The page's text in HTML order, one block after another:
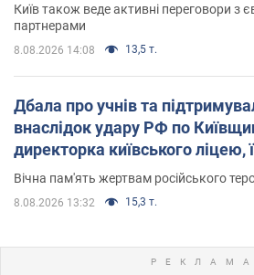
Київ також веде активні переговори з
партнерами
8.08.2026 14:08 13,5 т.
Дбала про учнів та
внаслідок удару РФ по
директорка київського ліцею,
Вічна пам'ять жертвам російського
8.08.2026 13:32 15,3 т.